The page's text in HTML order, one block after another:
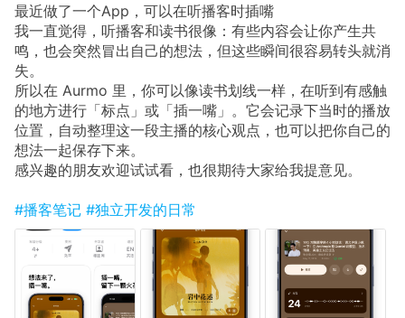
最近做了一个App，可以在听播客时插嘴
我一直觉得，听播客和读书很像：有些内容会让你产生共
鸣，也会突然冒出自己的想法，但这些瞬间很容易转头就消
失。
所以在 Aurmo 里，你可以像读书划线一样，在听到有感触
的地方进行「标点」或「插一嘴」。它会记录下当时的播放
位置，自动整理这一段主播的核心观点，也可以把你自己的
想法一起保存下来。
感兴趣的朋友欢迎试试看，也很期待大家给我提意见。
#播客笔记 #独立开发的日常